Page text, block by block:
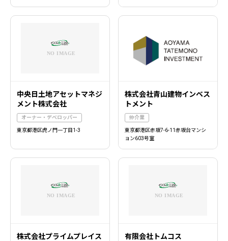
中央日土地アセットマネジ
メント株式会社
オーナー・デベロッパー
東京都港区虎ノ門一丁目1-3
株式会社青山建物インベス
トメント
仲介業
東京都港区赤坂7-6-11赤坂台マンシ
ョン603号室
株式会社プライムプレイス 有限会社トムコス